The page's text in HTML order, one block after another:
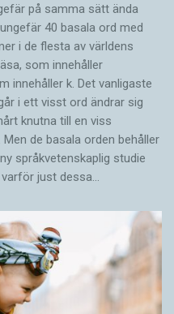
på samma sätt ända
40 basala ord med
i de flesta av världens
som innehåller
innehåller k. Det vanligaste
i ett visst ord ändrar sig
knutna till en viss
de basala orden behåller
språkvetenskaplig studie
just dessa…